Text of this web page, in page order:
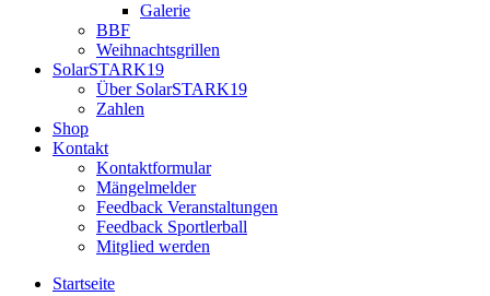
Galerie
BBF
Weihnachtsgrillen
SolarSTARK19
Über SolarSTARK19
Zahlen
Shop
Kontakt
Kontaktformular
Mängelmelder
Feedback Veranstaltungen
Feedback Sportlerball
Mitglied werden
Startseite